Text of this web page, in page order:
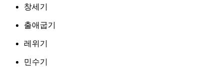
창세기
출애굽기
레위기
민수기